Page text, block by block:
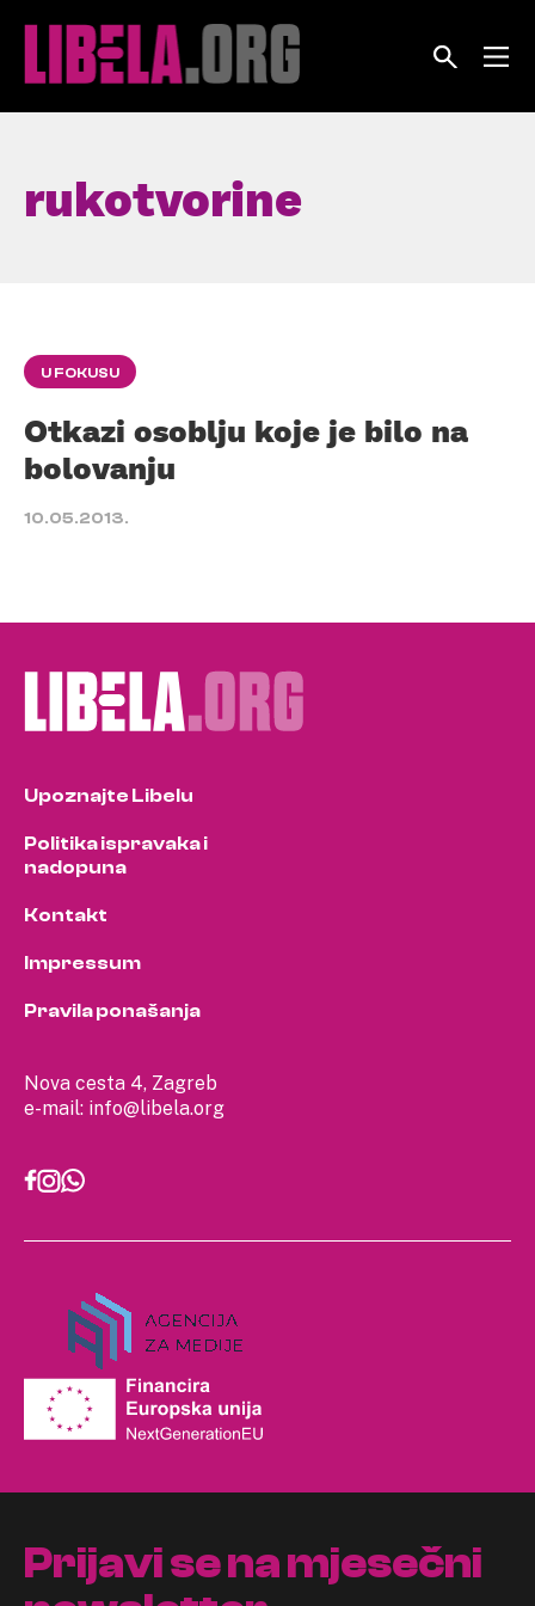
rukotvorine
U FOKUSU
Otkazi osoblju koje je bilo na
bolovanju
10.05.2013.
Nova cesta 4, Zagreb
e-mail: info@libela.org
Upoznajte Libelu
Politika ispravaka i
nadopuna
Kontakt
Impressum
Pravila ponašanja
Prijavi se na mjesečni